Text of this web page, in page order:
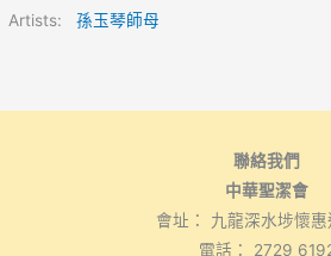
Artists:孫玉琴師母
聯絡我們
中華聖潔會
會址： 九龍深水埗懷惠
電話： 2729